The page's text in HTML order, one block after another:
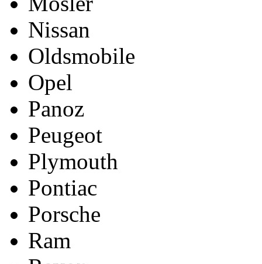
Nissan
Oldsmobile
Opel
Panoz
Peugeot
Plymouth
Pontiac
Porsche
Ram